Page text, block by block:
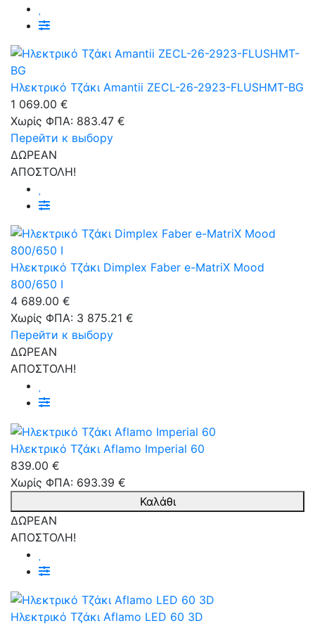
Ηλεκτρικό Τζάκι Amantii ZECL-26-2923-FLUSHMT-BG
1 069.00 €
Χωρίς ΦΠΑ: 883.47 €
Перейти к выбору
ΔΩΡΕΑΝ
ΑΠΟΣΤΟΛΗ!
Ηλεκτρικό Τζάκι Dimplex Faber e-MatriX Mood
800/650 I
4 689.00 €
Χωρίς ΦΠΑ: 3 875.21 €
Перейти к выбору
ΔΩΡΕΑΝ
ΑΠΟΣΤΟΛΗ!
Ηλεκτρικό Τζάκι Aflamo Imperial 60
839.00 €
Χωρίς ΦΠΑ: 693.39 €
Καλάθι
ΔΩΡΕΑΝ
ΑΠΟΣΤΟΛΗ!
Ηλεκτρικό Τζάκι Aflamo LED 60 3D